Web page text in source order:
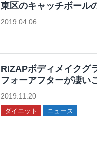
東区のキャッチボール
7ヶ所まとめ
2019.04.06
RIZAPボディメイクグ
フォーアフターが凄い
る！
2019.11.20
ダイエット ニュース